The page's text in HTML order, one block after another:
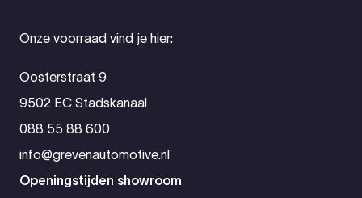
Onze voorraad vind je hier:
Oosterstraat 9
9502 EC Stadskanaal
088 55 88 600
info@grevenautomotive.nl
Openingstijden showroom